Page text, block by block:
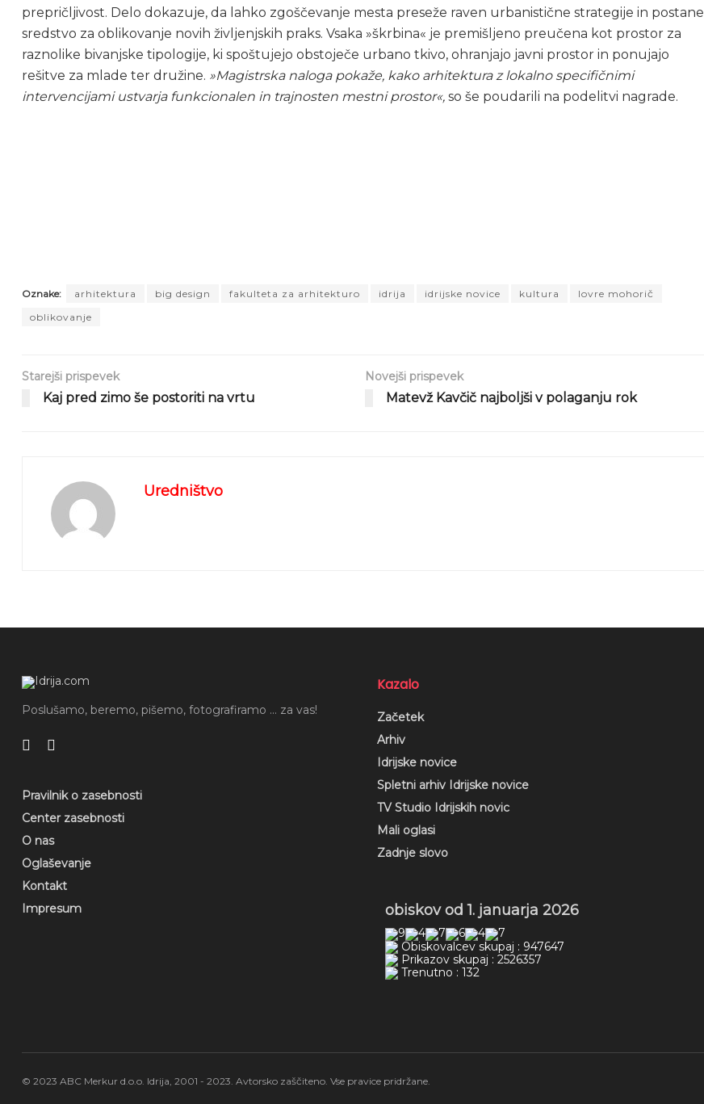
prepričljivost. Delo dokazuje, da lahko zgoščevanje mesta preseže raven urbanistične strategije in postane
sredstvo za oblikovanje novih življenjskih praks. Vsaka »škrbina« je premišljeno preučena kot prostor za
raznolike bivanjske tipologije, ki spoštujejo obstoječe urbano tkivo, ohranjajo javni prostor in ponujajo
rešitve za mlade ter družine. »Magistrska naloga pokaže, kako arhitektura z lokalno specifičnimi
intervencijami ustvarja funkcionalen in trajnosten mestni prostor«, so še poudarili na podelitvi nagrade.
Oznake: arhitektura big design fakulteta za arhitekturo idrija idrijske novice kultura
lovre mohorič
oblikovanje
Starejši prispevek
Kaj pred zimo še postoriti na vrtu
Novejši prispevek
Matevž Kavčič najboljši v polaganju rok
Uredništvo
Poslušamo, beremo, pišemo, fotografiramo ... za vas!
Pravilnik o zasebnosti
Center zasebnosti
O nas
Oglaševanje
Kontakt
Impresum
Kazalo
Začetek
Arhiv
Idrijske novice
Spletni arhiv Idrijske novice
TV Studio Idrijskih novic
Mali oglasi
Zadnje slovo
obiskov od 1. januarja 2026
Obiskovalcev skupaj : 947647
Prikazov skupaj : 2526357
Trenutno : 132
© 2023 ABC Merkur d.o.o. Idrija, 2001 - 2023. Avtorsko zaščiteno. Vse pravice pridržane.